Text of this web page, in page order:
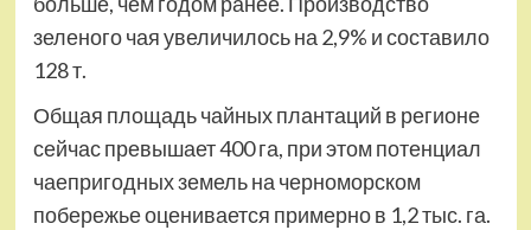
зеленого чая увеличилось на 2,9% и составило
128 т.
Общая площадь чайных плантаций в регионе
сейчас превышает 400 га, при этом потенциал
чаепригодных земель на черноморском
побережье оценивается примерно в 1,2 тыс. га.